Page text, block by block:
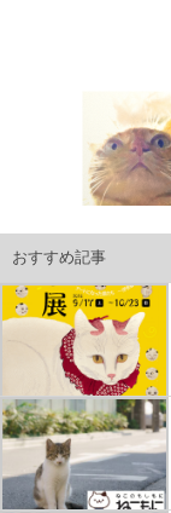
おすすめ記事